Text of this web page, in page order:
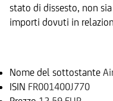
stato di dissesto, non
importi dovuti in
Nome del sottostante
ISIN FR001400J770